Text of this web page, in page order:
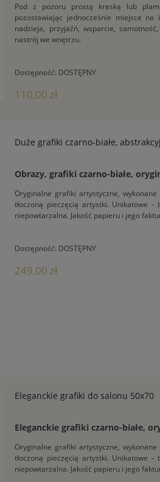
Pod z pozoru prostą kreską lub
pozostawiając jednocześnie miejsce na
nadzieja, przyjaźń, wsparcie,
nastrój we wnętrzu.
Dostępność: DOSTĘPNY
110,00 zł
Duże grafiki czarno-białe,
Obrazy, grafiki czarno-białe,
Oryginalne grafiki artystyczne,
tłoczoną pieczęcią artystki. Unikatowe
niepowtarzalna. Jakość papieru i jego
Dostępność: DOSTĘPNY
249,00 zł
Eleganckie grafiki do salonu 50x70
Eleganckie grafiki czarno-białe,
Oryginalne grafiki artystyczne,
tłoczoną pieczęcią artystki. Unikatowe
niepowtarzalna. Jakość papieru i jego